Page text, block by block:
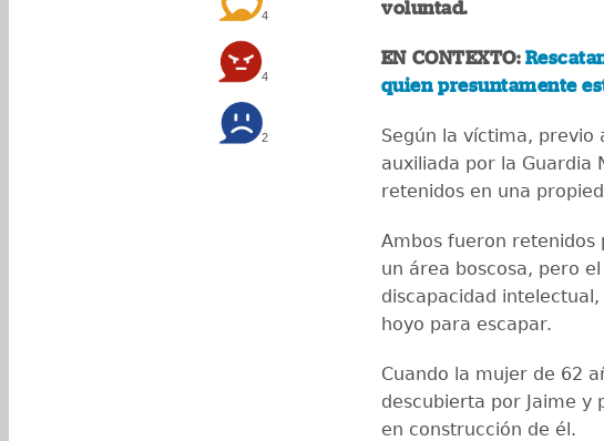
4
4
2
voluntad.
EN CONTEXTO:
quien presuntamente
Según la víctima, previo
auxiliada por la Guardia
retenidos en una
Ambos fueron retenidos
un área boscosa, pero
discapacidad
hoyo para escapar.
Cuando la mujer de 62
descubierta por Jaime y
en construcción de él.